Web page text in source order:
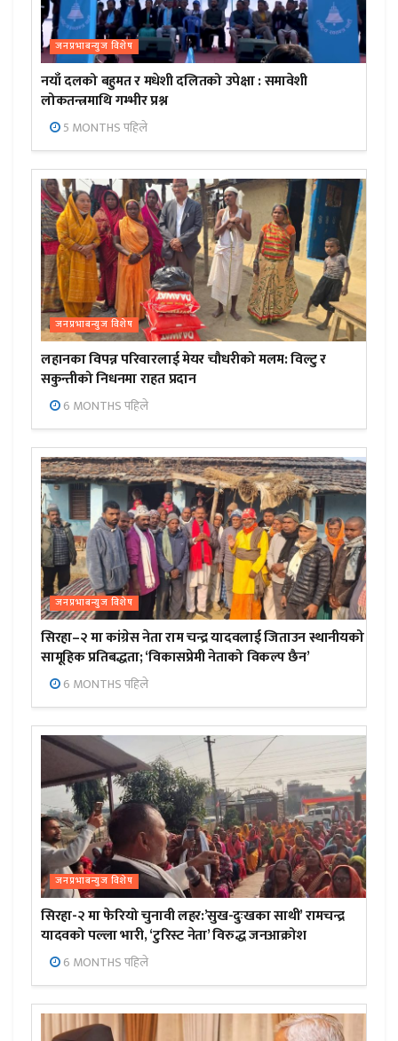
जनप्रभाबन्युज विशेष
नयाँ दलको बहुमत र मधेशी दलितको उपेक्षा : समावेशी
लोकतन्त्रमाथि गम्भीर प्रश्न
5 MONTHS पहिले
जनप्रभाबन्युज विशेष
लहानका विपन्न परिवारलाई मेयर चौधरीको मलम: विल्टु र
सकुन्तीको निधनमा राहत प्रदान
6 MONTHS पहिले
जनप्रभाबन्युज विशेष
सिरहा–२ मा कांग्रेस नेता राम चन्द्र यादवलाई जिताउन स्थानीयको
सामूहिक प्रतिबद्धता; ‘विकासप्रेमी नेताको विकल्प छैन’
6 MONTHS पहिले
जनप्रभाबन्युज विशेष
सिरहा-२ मा फेरियो चुनावी लहर:’सुख-दुःखका साथी’ रामचन्द्र
यादवको पल्ला भारी, ‘टुरिस्ट नेता’ विरुद्ध जनआक्रोश
6 MONTHS पहिले